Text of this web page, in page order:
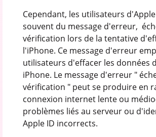
Cependant, les utilisateurs
souvent du message d'erreur,
vérification lors de la tentative
l'iPhone. Ce message d'erreur
utilisateurs d'effacer les données
iPhone. Le message d'erreur "
vérification " peut se produire en
connexion internet lente ou
problèmes liés au serveur ou
Apple ID incorrects.